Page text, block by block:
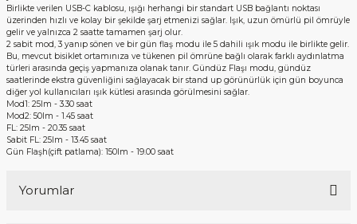
Birlikte verilen USB-C kablosu, ışığı herhangi bir standart USB bağlantı noktası
üzerinden hızlı ve kolay bir şekilde şarj etmenizi sağlar. Işık, uzun ömürlü pil ömrüyle
gelir ve yalnızca 2 saatte tamamen şarj olur.
2 sabit mod, 3 yanıp sönen ve bir gün flaş modu ile 5 dahili ışık modu ile birlikte gelir.
Bu, mevcut bisiklet ortamınıza ve tükenen pil ömrüne bağlı olarak farklı aydınlatma
türleri arasında geçiş yapmanıza olanak tanır. Gündüz Flaşı modu, gündüz
saatlerinde ekstra güvenliğini sağlayacak bir stand up görünürlük için gün boyunca
diğer yol kullanıcıları ışık kütlesi arasında görülmesini sağlar.
Mod1: 25lm - 3.30 saat
Mod2: 50lm - 1.45 saat
FL: 25lm - 20.35 saat
Sabit FL: 25lm - 13.45 saat
Gün Flaşh(çift patlama): 150lm - 19.00 saat
Yorumlar